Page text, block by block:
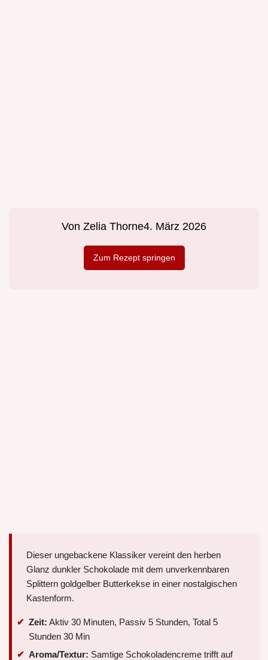
Von Zelia Thorne4. März 2026
Zum Rezept springen
Dieser ungebackene Klassiker vereint den herben
Glanz dunkler Schokolade mit dem unverkennbaren
Splittern goldgelber Butterkekse in einer nostalgischen
Kastenform.
Zeit: Aktiv 30 Minuten, Passiv 5 Stunden, Total 5
Stunden 30 Min
Aroma/Textur: Samtige Schokoladencreme trifft auf